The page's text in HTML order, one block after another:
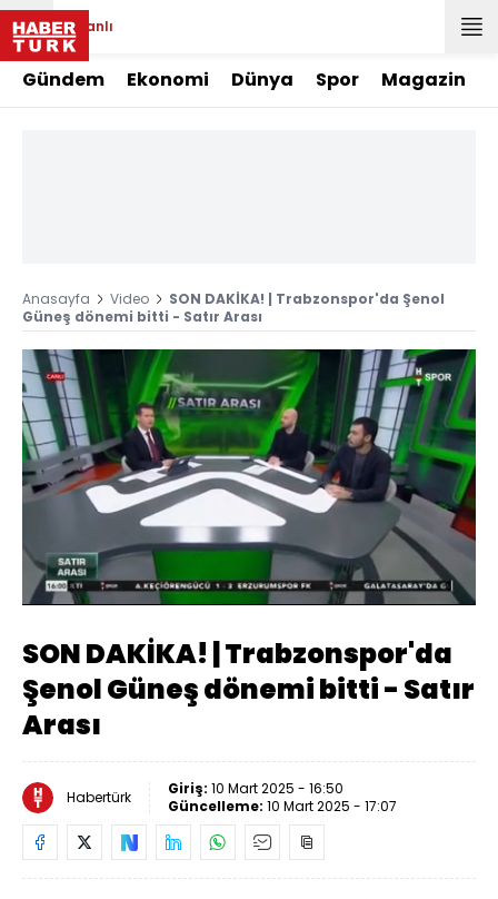
Canlı
Gündem Ekonomi Dünya Spor Magazin
Anasayfa Video
SON DAKİKA! | Trabzonspor'da Şenol
Güneş dönemi bitti - Satır Arası
Sesi
Aç
Yüklendi:
6.24%
Oynatma
Hızı
SON DAKİKA! | Trabzonspor'da
Şenol Güneş dönemi bitti - Satır
Arası
Habertürk Giriş: 10 Mart 2025 - 16:50
Güncelleme: 10 Mart 2025 - 17:07